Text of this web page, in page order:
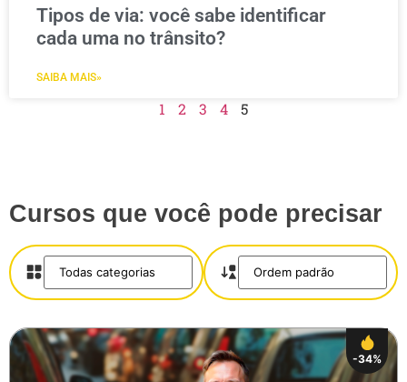
Tipos de via: você sabe identificar
cada uma no trânsito?
SAIBA MAIS»
1 2 3 4 5
Cursos que você pode precisar
-34%